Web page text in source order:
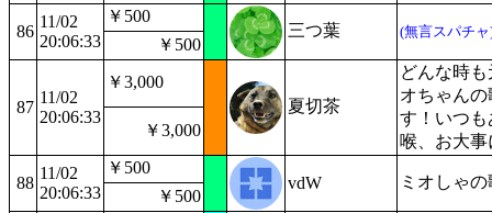
86
11/02
20:06:33
￥500
三つ葉 (無言スパチャ
￥500
87
11/02
20:06:33
￥3,000
夏切茶
どんな時
オちゃん
す！いつ
喉、お大事
￥3,000
88
11/02
20:06:33
￥500
vdW
ミオしゃ
￥500